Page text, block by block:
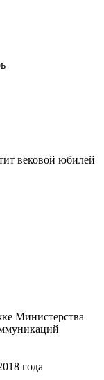
вековой юбилей
Министерства
года